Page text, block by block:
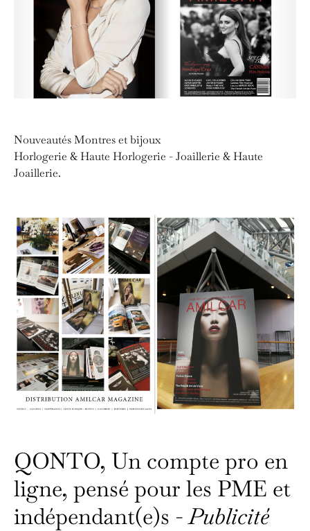
Nouveautés Montres et bijoux
Horlogerie & Haute Horlogerie - Joaillerie & Haute
Joaillerie.
QONTO, Un compte pro en
ligne, pensé pour les PME et
indépendant(e)s -Publicité